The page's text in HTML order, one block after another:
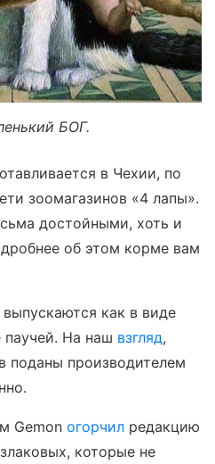
БОГ.
в Чехии, по
зоомагазинов «4 лапы».
достойными, хоть и
об этом корме вам
как в виде
паучей. На наш взгляд,
поданы производителем
Gemon огорчил редакцию
которые не